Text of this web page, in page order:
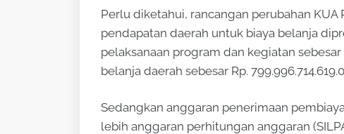
Perlu diketahui, rancangan perubahan
pendapatan daerah untuk biaya belanja
pelaksanaan program dan kegiatan sebesar
belanja daerah sebesar Rp.
Sedangkan anggaran penerimaan
lebih anggaran perhitungan anggaran